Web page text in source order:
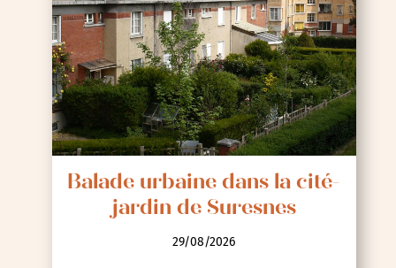
Balade urbaine dans la cité-
jardin de Suresnes
29/08/2026